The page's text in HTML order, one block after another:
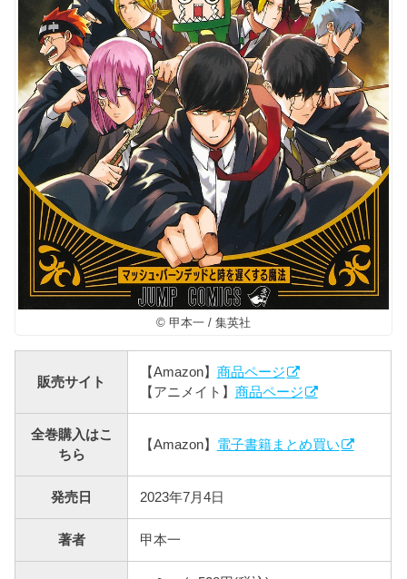
© 甲本一 / 集英社
販売サイト
【Amazon】 商品ページ
【アニメイト】 商品ページ
全巻購入はこ
ちら
【Amazon】 電子書籍まとめ買い
発売日 2023年7月4日
著者 甲本一